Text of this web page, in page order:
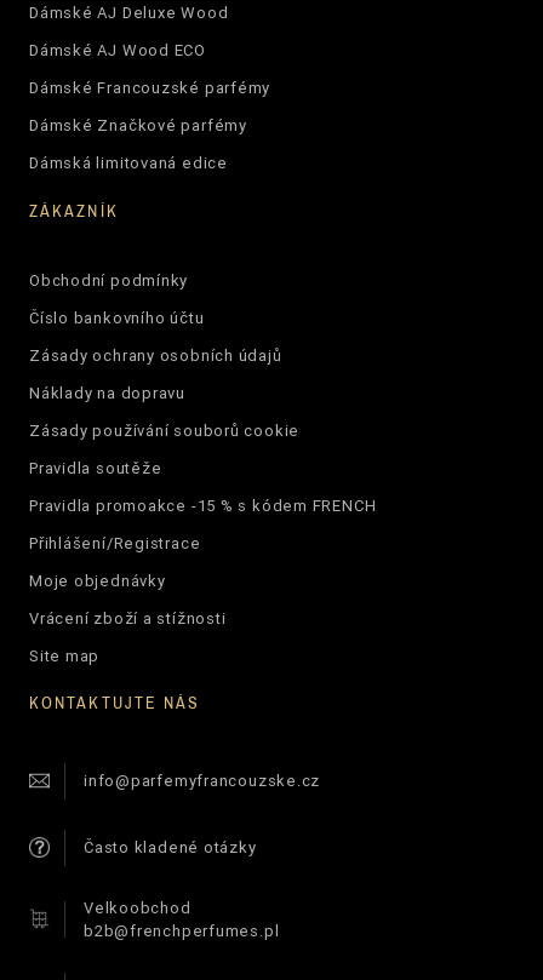
Dámské AJ Deluxe Wood
Dámské AJ Wood ECO
Dámské Francouzské parfémy
Dámské Značkové parfémy
Dámská limitovaná edice
ZÁKAZNÍK
Obchodní podmínky
Číslo bankovního účtu
Zásady ochrany osobních údajů
Náklady na dopravu
Zásady používání souborů cookie
Pravidla soutěže
Pravidla promoakce -15 % s kódem FRENCH
Přihlášení/Registrace
Moje objednávky
Vrácení zboží a stížnosti
Site map
KONTAKTUJTE NÁS
info@parfemyfrancouzske.cz
Často kladené otázky
Velkoobchod
b2b@frenchperfumes.pl